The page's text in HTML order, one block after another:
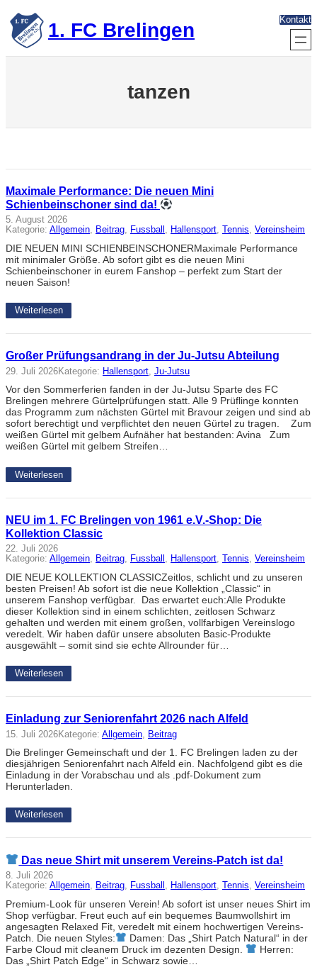
Zum
Inhalt
springen 1. FC Brelingen Kontakt
tanzen
Maximale Performance: Die neuen Mini
Schienbeinschoner sind da!
5. August 2026
Kategorie: Allgemein, Beitrag, Fussball , Hallensport, Tennis, Vereinsheim
DIE NEUEN MINI SCHIENBEINSCHONERMaximale Performance
mit minimaler Größe. Ab sofort gibt es die neuen Mini
Schienbeinschoner in eurem Fanshop – perfekt zum Start der
neuen Saison!
Weiterlesen
Großer Prüfungsandrang in der Ju-Jutsu Abteilung
29. Juli 2026Kategorie: Hallensport Ju-Jutsu
Vor den Sommerferien fanden in der Ju-Jutsu Sparte des FC
Brelingen mehrere Gürtelprüfungen statt. Alle 9 Prüflinge konnten
das Programm zum nächsten Gürtel mit Bravour zeigen und sind ab
sofort berechtigt und verpflichtet den neuen Gürtel zu tragen. Zum
weißen Gürtel mit gelbem Aufnäher hat bestanden: Avina Zum
weißen Gürtel mit gelbem Streifen…
Weiterlesen
NEU im 1. FC Brelingen von 1961 e.V.-Shop: Die
Kollektion Classic
22. Juli 2026
Kategorie: Allgemein, Beitrag, Fussball , Hallensport, Tennis, Vereinsheim
DIE NEUE KOLLEKTION CLASSICZeitlos, schlicht und zu unseren
besten Preisen! Ab sofort ist die neue Kollektion „Classic“ in
unserem Fanshop verfügbar. Das erwartet euch:Alle Produkte
dieser Kollektion sind in einem schlichten, zeitlosen Schwarz
gehalten und werden mit einem großen, vollfarbigen Vereinslogo
veredelt. Wir haben dafür unsere absoluten Basic-Produkte
ausgewählt – somit sind sie echte Allrounder für…
Weiterlesen
Einladung zur Seniorenfahrt 2026 nach Alfeld
15. Juli 2026Kategorie: Allgemein Beitrag
Die Brelinger Gemeinschaft und der 1. FC Brelingen laden zu der
diesjährigen Seniorenfahrt nach Alfeld ein. Nachfolgend gibt es die
Einladung in der Vorabschau und als .pdf-Dokument zum
Herunterladen.
Weiterlesen
Das neue Shirt mit unserem Vereins-Patch ist da!
8. Juli 2026
Kategorie: Allgemein, Beitrag, Fussball , Hallensport, Tennis, Vereinsheim
Premium-Look für unseren Verein! Ab sofort ist unser neues Shirt im
Shop verfügbar. Freut euch auf ein bequemes Baumwollshirt im
angesagten Relaxed Fit, veredelt mit einem hochwertigen Vereins-
Patch. Die neuen Styles:
Damen: Das „Shirt Patch Natural“ in der
Farbe Cloud mit cleanem Druck im dezenten Design.
Herren:
Das „Shirt Patch Edge“ in Schwarz sowie…